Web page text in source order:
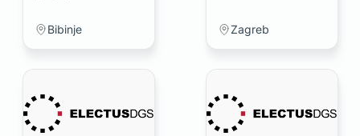
Bibinje Zagreb